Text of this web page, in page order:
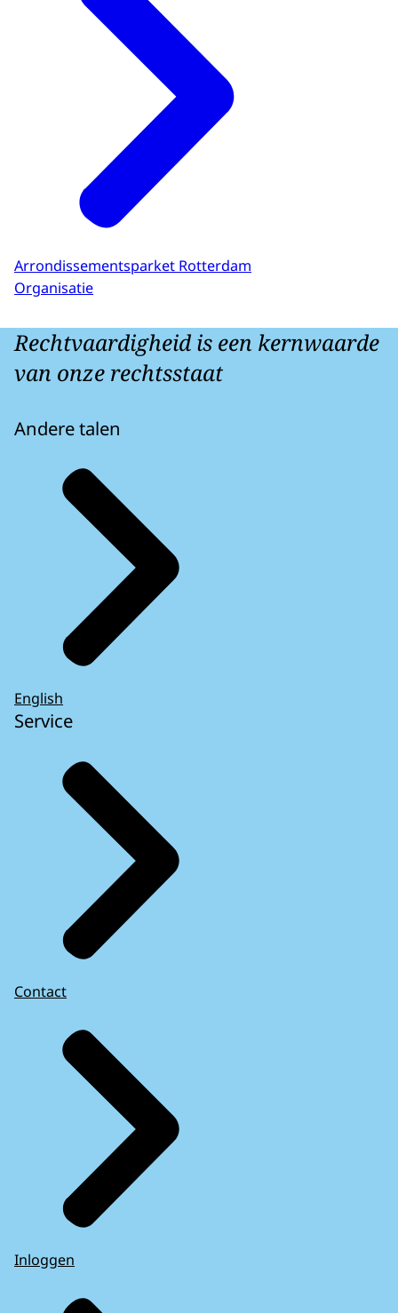
Arrondissementsparket Rotterdam
Organisatie
Rechtvaardigheid is een kernwaarde
van onze rechtsstaat
Andere talen
English
Service
Contact
Inloggen